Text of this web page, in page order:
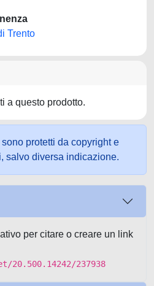
Trento
a questo prodotto.
sono protetti da copyright e
salvo diversa indicazione.
per citare o creare un link
237938